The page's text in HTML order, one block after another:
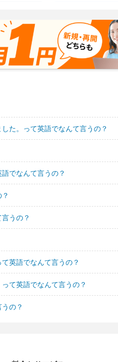
た。って英語でなんて言うの？
でなんて言うの？
うの？
英語でなんて言うの？
て英語でなんて言うの？
の？